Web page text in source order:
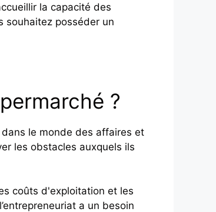
la capacité des
souhaitez posséder un
?
le monde des affaires et
les obstacles auxquels ils
coûts d'exploitation et les
a un besoin